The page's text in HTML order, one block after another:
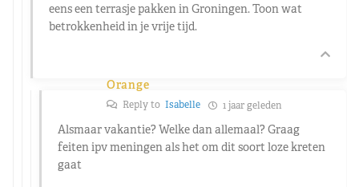
eens een terrasje pakken in Groningen. Toon wat
betrokkenheid in je vrije tijd.
Orange
Reply to Isabelle 1 jaar geleden
Alsmaar vakantie? Welke dan allemaal? Graag
feiten ipv meningen als het om dit soort loze kreten
gaat